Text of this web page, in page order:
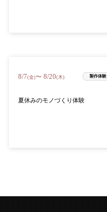
8/7(金)〜 8/20(木) 製作体験
夏休みのモノづくり体験